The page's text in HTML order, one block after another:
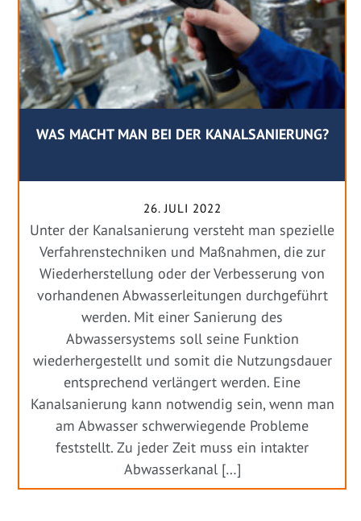
WAS MACHT MAN BEI DER KANALSANIERUNG?
26. JULI 2022
Unter der Kanalsanierung versteht man spezielle
Verfahrenstechniken und Maßnahmen, die zur
Wiederherstellung oder der Verbesserung von
vorhandenen Abwasserleitungen durchgeführt
werden. Mit einer Sanierung des
Abwassersystems soll seine Funktion
wiederhergestellt und somit die Nutzungsdauer
entsprechend verlängert werden. Eine
Kanalsanierung kann notwendig sein, wenn man
am Abwasser schwerwiegende Probleme
feststellt. Zu jeder Zeit muss ein intakter
Abwasserkanal […]